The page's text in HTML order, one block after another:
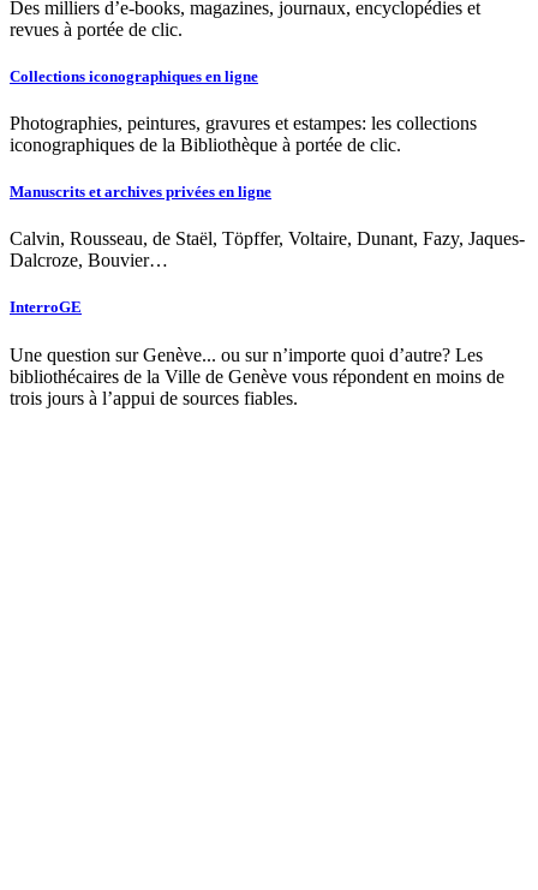
Des milliers d’e-books, magazines, journaux, encyclopédies et
revues à portée de clic.
Collections iconographiques en ligne
Photographies, peintures, gravures et estampes: les collections
iconographiques de la Bibliothèque à portée de clic.
Manuscrits et archives privées en ligne
Calvin, Rousseau, de Staël, Töpffer, Voltaire, Dunant, Fazy, Jaques-
Dalcroze, Bouvier…
InterroGE
Une question sur Genève... ou sur n’importe quoi d’autre? Les
bibliothécaires de la Ville de Genève vous répondent en moins de
trois jours à l’appui de sources fiables.